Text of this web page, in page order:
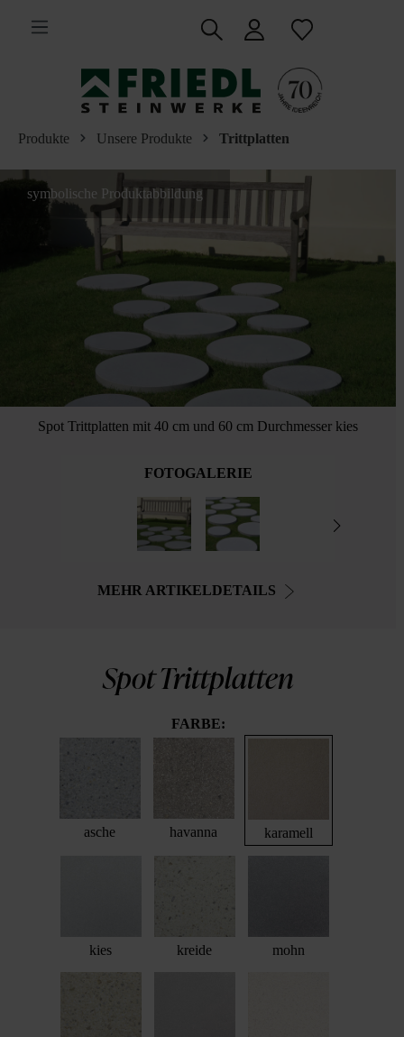
springen
Produkte Unsere Produkte Trittplatten
Spot Trittplatten mit 40 cm und 60 cm Durchmesser kies
symbolische Produktabbildung
FOTOGALERIE
MEHR ARTIKELDETAILS
Spot Trittplatten
FARBE:
asche havanna karamell
kies kreide mohn